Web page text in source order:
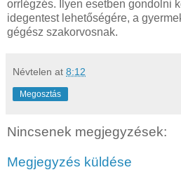
orrlégzés. Ilyen esetben gondolni
idegentest lehetőségére, a
gégész szakorvosnak.
Névtelen at 8:12
Megosztás
Nincsenek megjegyzések:
Megjegyzés küldése